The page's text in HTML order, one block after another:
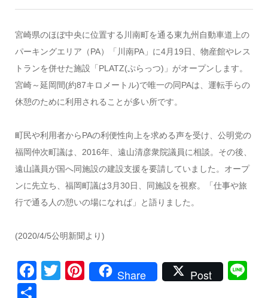
宮崎県のほぼ中央に位置する川南町を通る東九州自動車道上の
パーキングエリア（PA）「川南PA」に4月19日、物産館やレス
トランを併せた施設「PLATZ(ぷらっつ)」がオープンします。
宮崎～延岡間(約87キロメートル)で唯一の同PAは、運転手らの
休憩のために利用されることが多い所です。
町民や利用者からPAの利便性向上を求める声を受け、公明党の
福岡仲次町議は、2016年、遠山清彦衆院議員に相談。その後、
遠山議員が国へ同施設の建設支援を要請していました。オープ
ンに先立ち、福岡町議は3月30日、同施設を視察。「仕事や旅
行で通る人の憩いの場になれば」と語りました。
(2020/4/5公明新聞より)
Facebook
TwitterPinterest
Share Post